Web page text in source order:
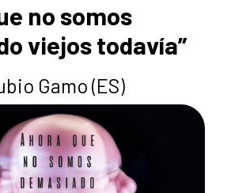
no somos
viejos todavía”
Gamo (ES)